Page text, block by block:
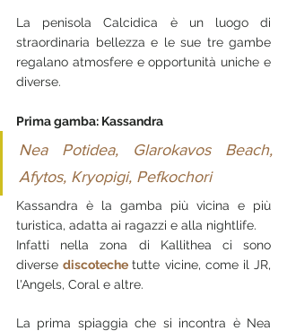
La penisola Calcidica è un luogo di
straordinaria bellezza e le sue tre gambe
regalano atmosfere e opportunità uniche e
diverse.
Prima gamba: Kassandra
Nea Potidea, Glarokavos Beach,
Afytos, Kryopigi, Pefkochori
Kassandra è la gamba più vicina e più
turistica, adatta ai ragazzi e alla nightlife.
Infatti nella zona di Kallithea ci sono
diverse discoteche tutte vicine, come il JR,
l'Angels, Coral e altre.
La prima spiaggia che si incontra è Nea